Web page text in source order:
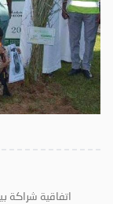
اتفاقية شراكة